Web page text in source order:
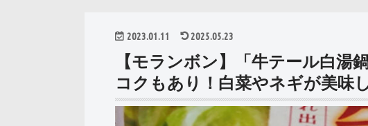
2023.01.11 2025.05.23
【モランボン】「牛テール白湯
コクもあり！白菜やネギが美味